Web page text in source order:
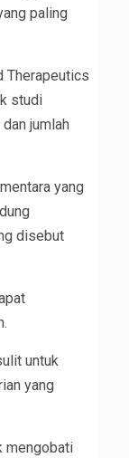
paling
Therapeutics
studi
jumlah
yang
disebut
untuk
yang
mengobati